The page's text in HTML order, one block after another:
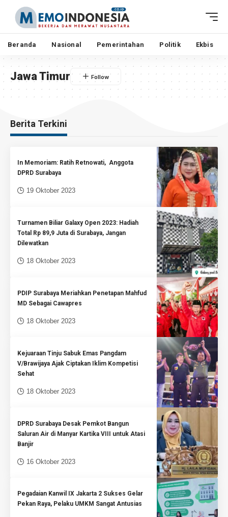
Beranda Nasional Pemerintahan Politik Ekbis
Jawa Timur
Berita Terkini
In Memoriam: Ratih Retnowati, Anggota
DPRD Surabaya
19 Oktober 2023
Turnamen Biliar Galaxy Open 2023: Hadiah
Total Rp 89,9 Juta di Surabaya, Jangan
Dilewatkan
18 Oktober 2023
PDIP Surabaya Meriahkan Penetapan Mahfud
MD Sebagai Cawapres
18 Oktober 2023
Kejuaraan Tinju Sabuk Emas Pangdam
V/Brawijaya Ajak Ciptakan Iklim Kompetisi
Sehat
18 Oktober 2023
DPRD Surabaya Desak Pemkot Bangun
Saluran Air di Manyar Kartika VIII untuk Atasi
Banjir
16 Oktober 2023
Pegadaian Kanwil IX Jakarta 2 Sukses Gelar
Pekan Raya, Pelaku UMKM Sangat Antusias